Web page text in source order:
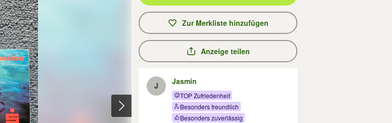
Zur Merkliste hinzufügen
Anzeige teilen
J Jasmin
TOP Zufriedenheit
Besonders freundlich
Besonders zuverlässig